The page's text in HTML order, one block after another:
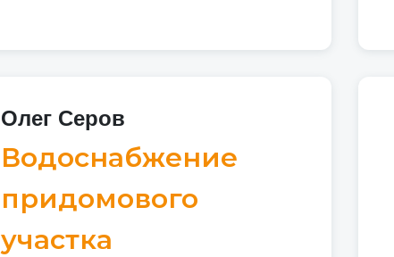
Олег Серов
Водоснабжение
придомового
участка